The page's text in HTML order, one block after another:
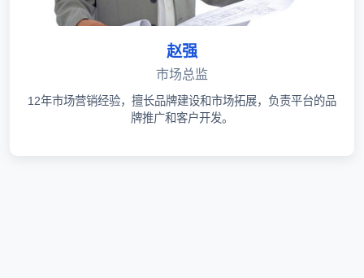
赵强
市场总监
12年市场营销经验，擅长品牌建设和市场拓展，负责平台的品
牌推广和客户开发。